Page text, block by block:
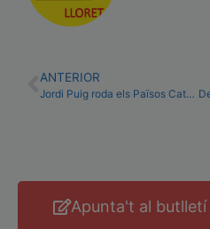
ANTERIOR
Jordi Puig roda els Països Catalans per la república
Apunta't al butlletí